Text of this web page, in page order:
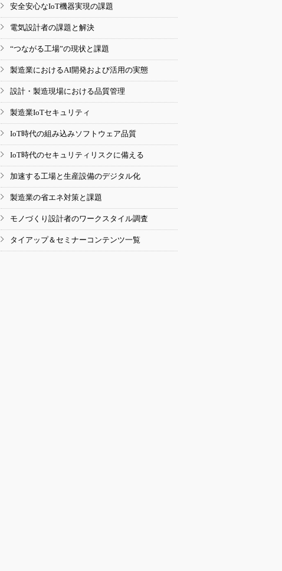
安全安心なIoT機器実現の課題
電気設計者の課題と解決
“つながる工場”の現状と課題
製造業におけるAI開発および活用の実態
設計・製造現場における品質管理
製造業IoTセキュリティ
IoT時代の組み込みソフトウェア品質
IoT時代のセキュリティリスクに備える
加速する工場と生産設備のデジタル化
製造業の省エネ対策と課題
モノづくり設計者のワークスタイル調査
タイアップ＆セミナーコンテンツ一覧